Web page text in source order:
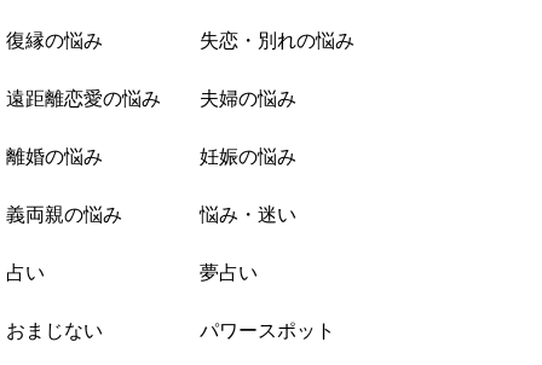
復縁の悩み 失恋・別れの悩み
遠距離恋愛の悩み 夫婦の悩み
離婚の悩み 妊娠の悩み
義両親の悩み 悩み・迷い
占い 夢占い
おまじない パワースポット